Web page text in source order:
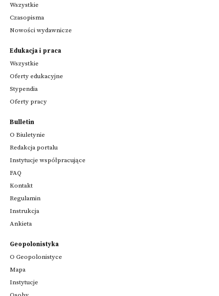
Wszystkie
Czasopisma
Nowości wydawnicze
Edukacja i praca
Wszystkie
Oferty edukacyjne
Stypendia
Oferty pracy
Bulletin
O Biuletynie
Redakcja portalu
Instytucje współpracujące
FAQ
Kontakt
Regulamin
Instrukcja
Ankieta
Geopolonistyka
O Geopolonistyce
Mapa
Instytucje